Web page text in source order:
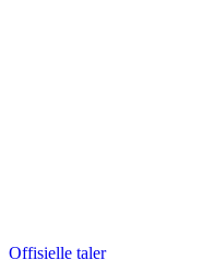
Offisielle taler